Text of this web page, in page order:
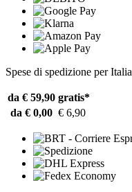
Spese di spedizione per Italia
da € 59,90 gratis*
da € 0,00 € 6,90